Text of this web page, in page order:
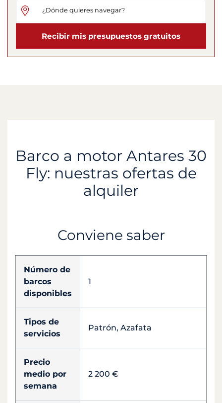
Recibir mis presupuestos gratuitos
Barco a motor Antares 30
Fly: nuestras ofertas de
alquiler
Conviene saber
Número de
barcos
disponibles
1
Tipos de
servicios
Patrón, Azafata
Precio
medio por
semana
2 200 €